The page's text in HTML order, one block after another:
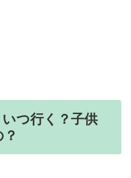
つ行く？子供